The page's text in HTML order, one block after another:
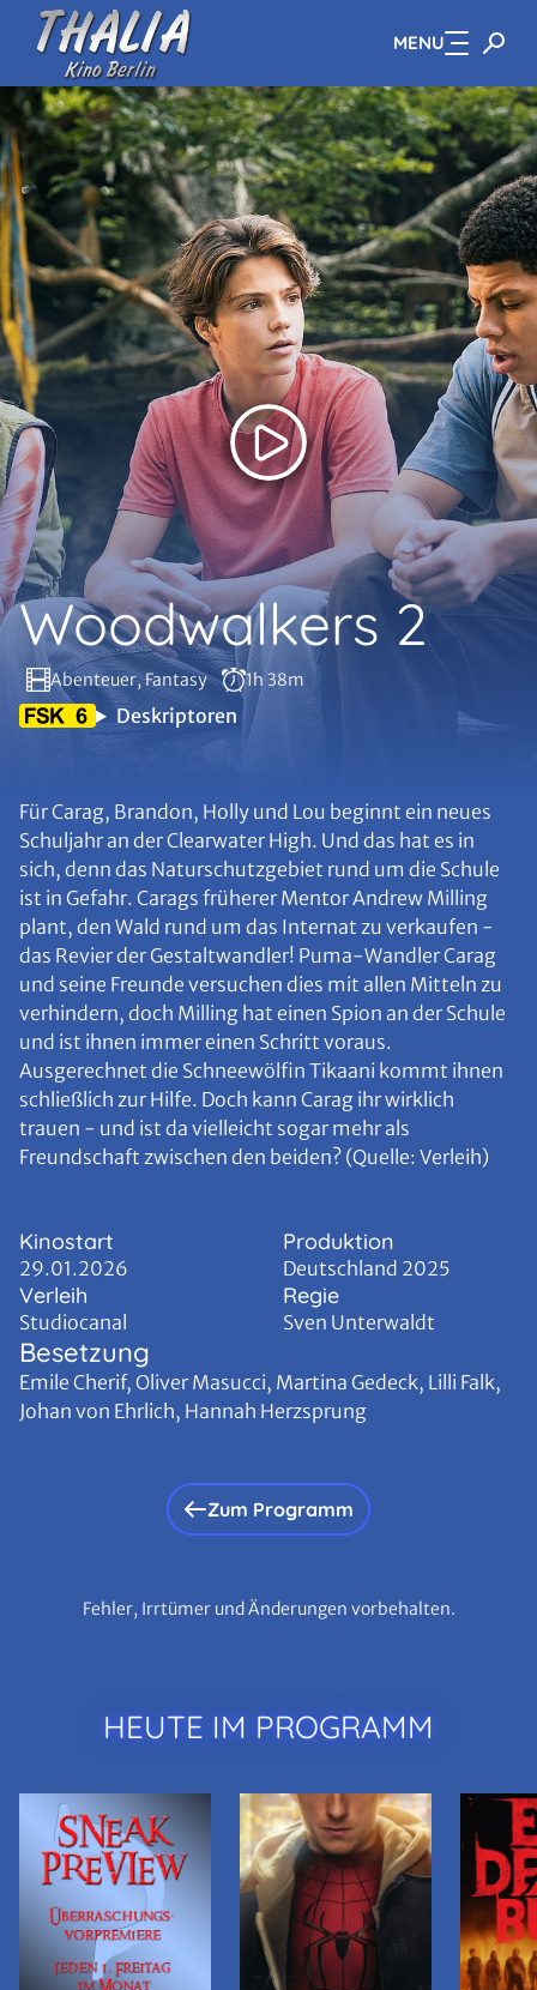
Zum Hauptinhalt springen MENU
Woodwalkers 2
Abenteuer, Fantasy 1h 38m
Deskriptoren
Für Carag, Brandon, Holly und Lou beginnt ein neues
Schuljahr an der Clearwater High. Und das hat es in
sich, denn das Naturschutzgebiet rund um die Schule
ist in Gefahr. Carags früherer Mentor Andrew Milling
plant, den Wald rund um das Internat zu verkaufen -
das Revier der Gestaltwandler! Puma-Wandler Carag
und seine Freunde versuchen dies mit allen Mitteln zu
verhindern, doch Milling hat einen Spion an der Schule
und ist ihnen immer einen Schritt voraus.
Ausgerechnet die Schneewölfin Tikaani kommt ihnen
schließlich zur Hilfe. Doch kann Carag ihr wirklich
trauen - und ist da vielleicht sogar mehr als
Freundschaft zwischen den beiden? (Quelle: Verleih)
Kinostart
29.01.2026
Produktion
Deutschland 2025
Verleih
Studiocanal
Regie
Sven Unterwaldt
Besetzung
Emile Cherif, Oliver Masucci, Martina Gedeck, Lilli Falk,
Johan von Ehrlich, Hannah Herzsprung
Zum Programm
Fehler, Irrtümer und Änderungen vorbehalten.
HEUTE IM PROGRAMM